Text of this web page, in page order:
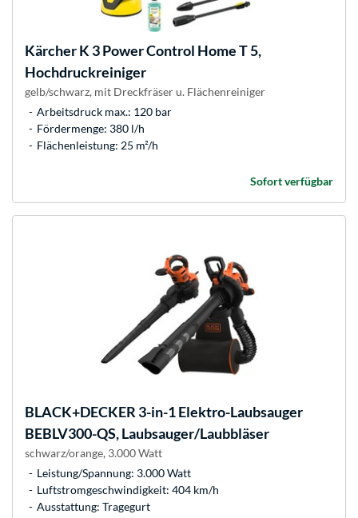
KärcherK 3 Power Control Home T 5,
Hochdruckreiniger
gelb/schwarz, mit Dreckfräser u. Flächenreiniger
Arbeitsdruck max.: 120 bar
Fördermenge: 380 l/h
Flächenleistung: 25 m²/h
Sofort verfügbar
BLACK+DECKER 3-in-1 Elektro-Laubsauger
BEBLV300-QS, Laubsauger/Laubbläser
schwarz/orange, 3.000 Watt
Leistung/Spannung: 3.000 Watt
Luftstromgeschwindigkeit: 404 km/h
Ausstattung: Tragegurt